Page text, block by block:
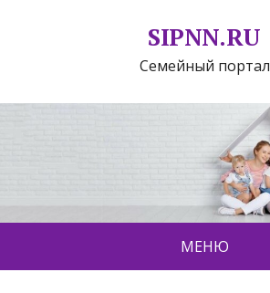
SIPNN.RU
Семейный портал
МЕНЮ